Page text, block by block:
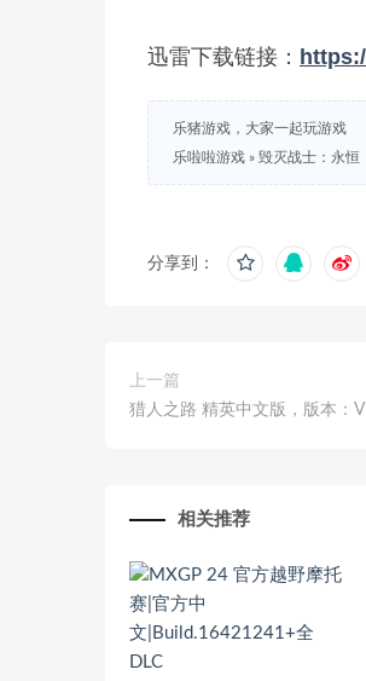
迅雷下载链接：
乐猪游戏，大家一起玩游戏
乐啦啦游戏 » 毁灭战士：永恒
分享到：
上一篇
猎人之路 精英中文版，版本：
相关推荐